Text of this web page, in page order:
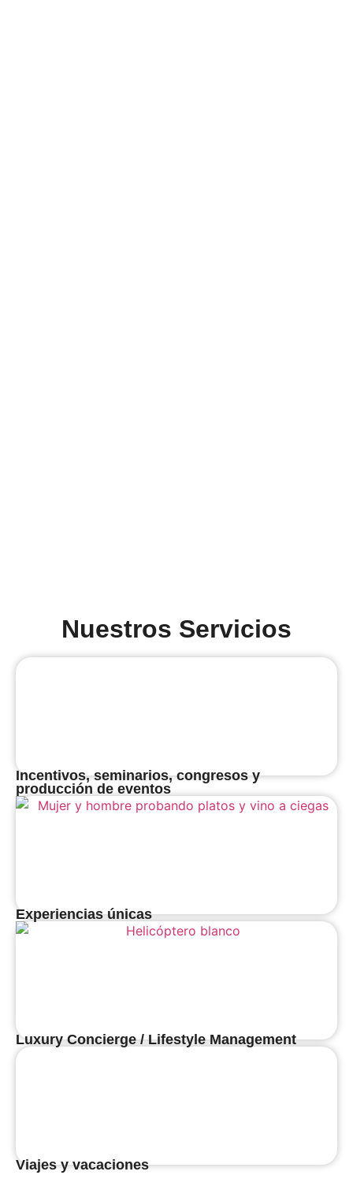
Nuestros Servicios
Incentivos, seminarios, congresos y
producción de eventos
Experiencias únicas
Luxury Concierge / Lifestyle Management
Viajes y vacaciones